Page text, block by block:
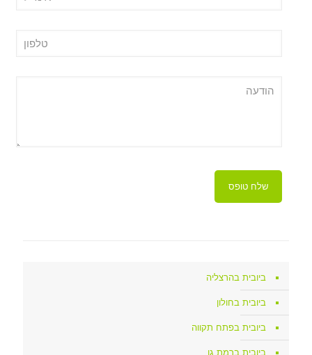
ביובית בהרצליה
ביובית בחולון
ביובית בפתח תקווה
ביובית ברמת גן